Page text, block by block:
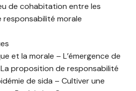
de cohabitation entre les
responsabilité morale
et la morale – L’émergence de
proposition de responsabilité
de sida – Cultiver une